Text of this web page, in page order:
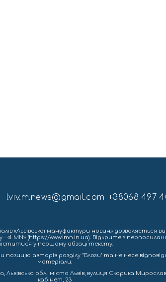
lviv.m.news@gmail.com +38068 497
«Львівської мануфактури новин» дозволяється
«LMN» (https://www.lmn.in.ua). Відкрите
у першому абзаці тексту.
авторів розділу “Блоги” та не несе
матеріали.
обл., місто Львів, вулиця Скорика
кабінет, 23